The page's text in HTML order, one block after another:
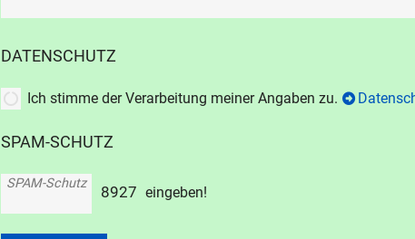
DATENSCHUTZ
Ich stimme der Verarbeitung meiner Angaben zu.
SPAM-SCHUTZ
SPAM-Schutz 8927 eingeben!